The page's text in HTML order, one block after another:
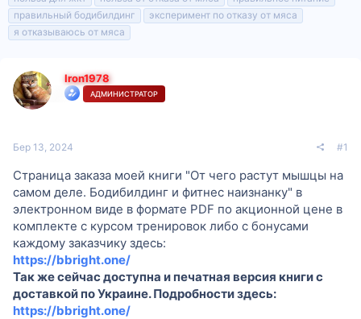
правильный бодибилдинг
эксперимент по отказу от мяса
я отказываюсь от мяса
Iron1978
АДМИНИСТРАТОР
Бер 13, 2024 #1
Страница заказа моей книги "От чего растут мышцы на
самом деле. Бодибилдинг и фитнес наизнанку" в
электронном виде в формате PDF по акционной цене в
комплекте с курсом тренировок либо с бонусами
каждому заказчику здесь:
https://bbright.one/
Так же сейчас доступна и печатная версия книги с
доставкой по Украине. Подробности здесь:
https://bbright.one/